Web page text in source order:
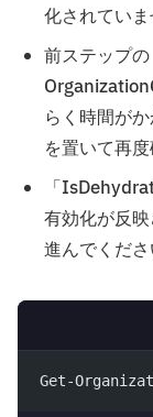
化されてい
前ステップ
らく時間が
を置いて再度
「
有効化が反
進んでくださ
Get-